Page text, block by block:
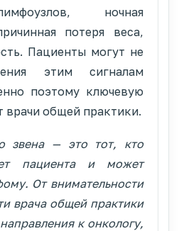
ночная
потеря веса,
Пациенты могут не
этим сигналам
поэтому ключевую
врачи общей практики.
звена — это тот, кто
пациента и может
От внимательности
врача общей практики
к онкологу,